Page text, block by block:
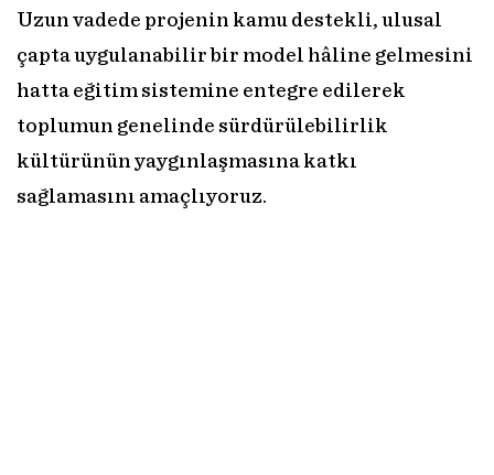
Uzun vadede projenin kamu destekli, ulusal
çapta uygulanabilir bir model hâline gelmesini
hatta eğitim sistemine entegre edilerek
toplumun genelinde sürdürülebilirlik
kültürünün yaygınlaşmasına katkı
sağlamasını amaçlıyoruz.